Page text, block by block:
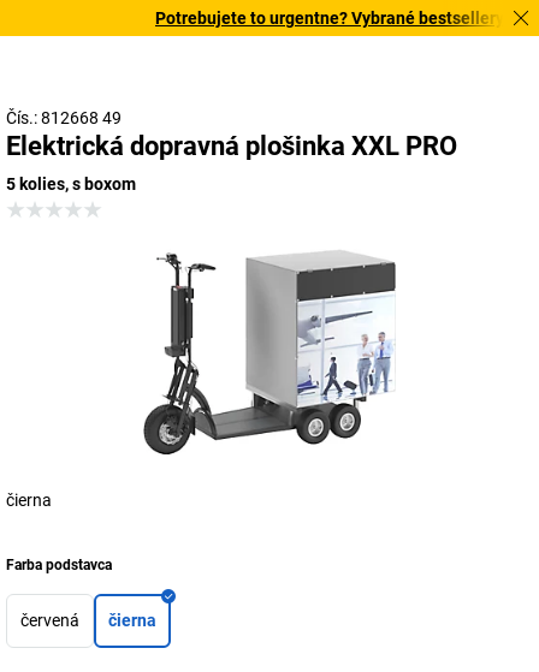
Potrebujete to urgentne? Vybrané bestsellery
Čís.: 812668 49
Elektrická dopravná plošinka XXL PRO
5 kolies, s boxom
čierna
Farba podstavca
červená čierna